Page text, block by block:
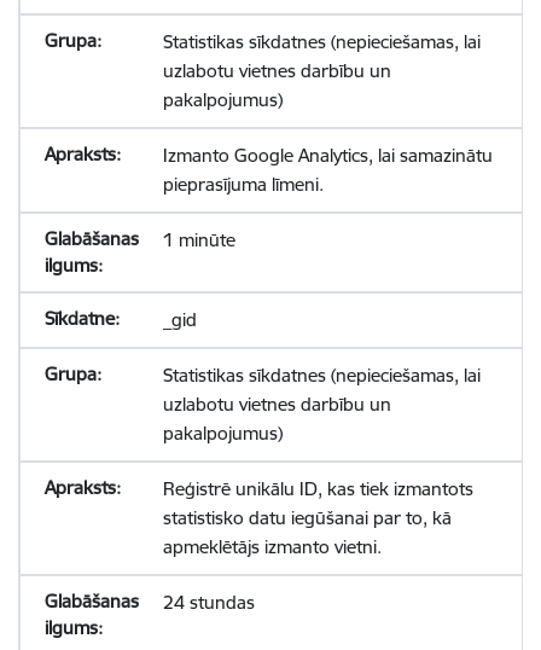
Statistikas sīkdatnes (nepieciešamas, lai
uzlabotu vietnes darbību un
pakalpojumus)
Izmanto Google Analytics, lai samazinātu
pieprasījuma līmeni.
1 minūte
_gid
Statistikas sīkdatnes (nepieciešamas, lai
uzlabotu vietnes darbību un
pakalpojumus)
Reģistrē unikālu ID, kas tiek izmantots
statistisko datu iegūšanai par to, kā
apmeklētājs izmanto vietni.
24 stundas